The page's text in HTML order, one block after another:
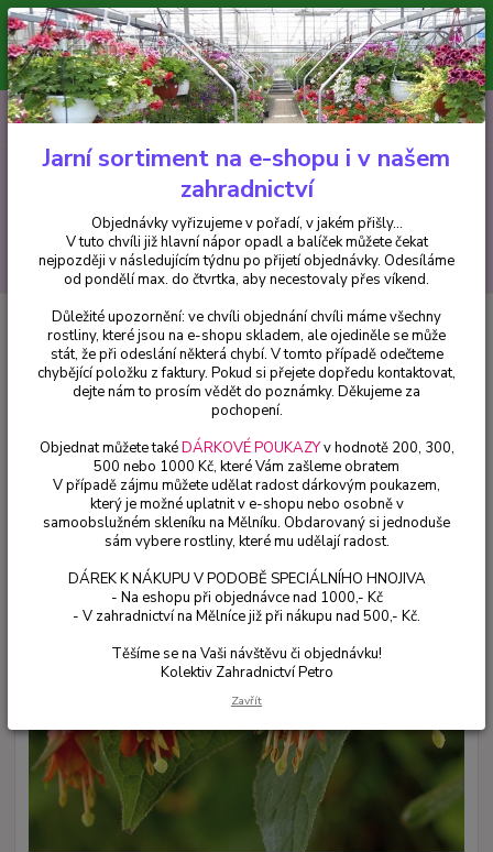
Minimální hodnota pro odeslání z e-shopu je 300 Kč.
V tuto chvíli již hlavní nápor objednávek opadl a balíček můžete čekat
nejpozději v následujícím týdnu po přijetí objednávky. Objednávky
vyřizujeme v pořadí, v jakém přišly...
CZK
Hledat
+420 602 223 614 0ks
za0 Kč
Fuchsie Vuuwerk Fuchsie 688
Vuuwerk Fuchsie 688
Jarní sortiment na e-shopu i v našem
zahradnictví
Objednávky vyřizujeme v pořadí, v jakém přišly...
V tuto chvíli již hlavní nápor opadl a balíček můžete čekat
nejpozději v následujícím týdnu po přijetí objednávky. Odesíláme
od pondělí max. do čtvrtka, aby necestovaly přes víkend.
Důležité upozornění: ve chvíli objednání chvíli máme všechny
rostliny, které jsou na e-shopu skladem, ale ojediněle se může
stát, že při odeslání některá chybí. V tomto případě odečteme
chybějící položku z faktury. Pokud si přejete dopředu kontaktovat,
dejte nám to prosím vědět do poznámky. Děkujeme za
pochopení.
Objednat můžete takéDÁRKOVÉ POUKAZYv hodnotě 200, 300,
500 nebo 1000 Kč, které Vám zašleme obratem
V případě zájmu můžete udělat radost dárkovým poukazem,
který je možné uplatnit v e-shopu nebo osobně v
samoobslužném skleníku na Mělníku. Obdarovaný si jednoduše
sám vybere rostliny, které mu udělají radost.
DÁREK K NÁKUPU V PODOBĚ SPECIÁLNÍHO HNOJIVA
- Na eshopu při objednávce nad 1000,- Kč
- V zahradnictví na Mělníce již při nákupu nad 500,- Kč.
Těšíme se na Vaši návštěvu či objednávku!
Kolektiv Zahradnictví Petro
Zavřít